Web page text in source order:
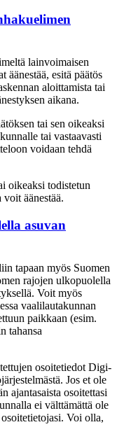
lainvoimaisen
äänestää, esitä päätös
aloittamista tai
aikana.
tai sen oikeaksi
tai vastaavasti
voidaan tehdä
oikeaksi todistetun
äänestää.
asuvan
tapaan myös Suomen
rajojen ulkopuolella
Voit myös
vaalilautakunnan
paikkaan (esim.
tahansa
osoitetiedot Digi-
Jos et ole
ajantasaista osoitettasi
ei välttämättä ole
Voi olla,